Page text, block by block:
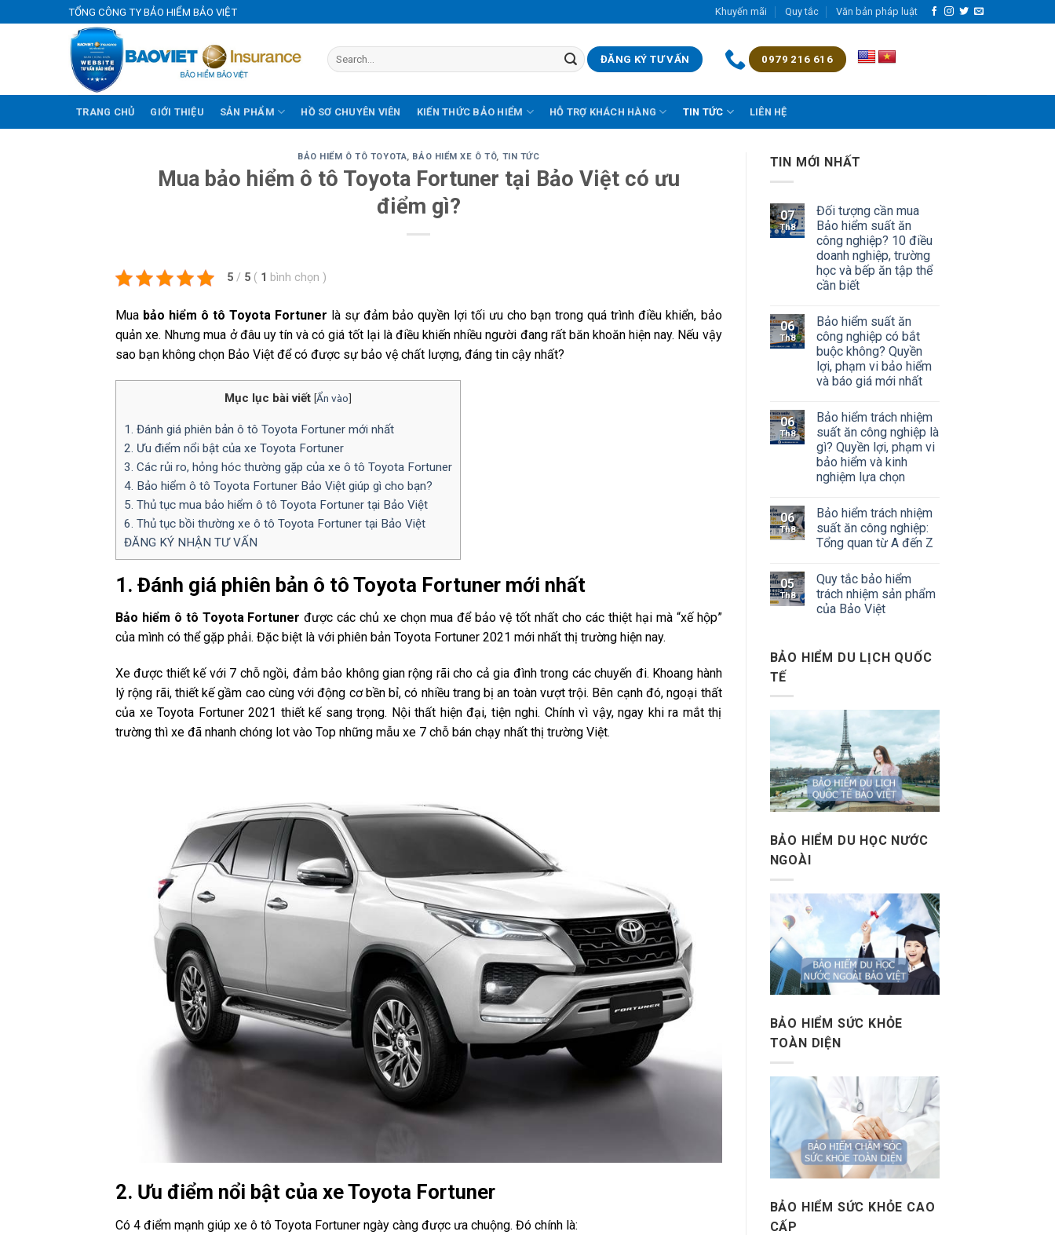
to
TỔNG CÔNG TY BẢO HIỂM BẢO VIỆT Khuyến mãi Quy tắc Văn bản pháp luật
ĐĂNG KÝ TƯ VẤN 0979 216 616
TRANG CHỦ GIỚI THIỆU SẢN PHẨM HỒ SƠ CHUYÊN VIÊN KIẾN THỨC BẢO HIỂM HỖ TRỢ KHÁCH HÀNG TIN TỨC LIÊN HỆ
BẢO HIỂM Ô TÔ TOYOTA, BẢO HIỂM XE Ô TÔ, TIN TỨC
Mua bảo hiểm ô tô Toyota Fortuner tại Bảo Việt có ưu
điểm gì?
5 / 5 ( 1 bình chọn )
Mua bảo hiểm ô tô Toyota Fortuner là sự đảm bảo quyền lợi tối ưu cho bạn trong quá trình điều khiển, bảo
quản xe. Nhưng mua ở đâu uy tín và có giá tốt lại là điều khiến nhiều người đang rất băn khoăn hiện nay. Nếu vậy
sao bạn không chọn Bảo Việt để có được sự bảo vệ chất lượng, đáng tin cậy nhất?
Mục lục bài viết [Ẩn vào]
1. Đánh giá phiên bản ô tô Toyota Fortuner mới nhất
2. Ưu điểm nổi bật của xe Toyota Fortuner
3. Các rủi ro, hỏng hóc thường gặp của xe ô tô Toyota Fortuner
4. Bảo hiểm ô tô Toyota Fortuner Bảo Việt giúp gì cho bạn?
5. Thủ tục mua bảo hiểm ô tô Toyota Fortuner tại Bảo Việt
6. Thủ tục bồi thường xe ô tô Toyota Fortuner tại Bảo Việt
ĐĂNG KÝ NHẬN TƯ VẤN
1. Đánh giá phiên bản ô tô Toyota Fortuner mới nhất
Bảo hiểm ô tô Toyota Fortuner được các chủ xe chọn mua để bảo vệ tốt nhất cho các thiệt hại mà “xế hộp”
của mình có thể gặp phải. Đặc biệt là với phiên bản Toyota Fortuner 2021 mới nhất thị trường hiện nay.
Xe được thiết kế với 7 chỗ ngồi, đảm bảo không gian rộng rãi cho cả gia đình trong các chuyến đi. Khoang hành
lý rộng rãi, thiết kế gầm cao cùng với động cơ bền bỉ, có nhiều trang bị an toàn vượt trội. Bên cạnh đó, ngoại thất
của xe Toyota Fortuner 2021 thiết kế sang trọng. Nội thất hiện đại, tiện nghi. Chính vì vậy, ngay khi ra mắt thị
trường thì xe đã nhanh chóng lot vào Top những mẫu xe 7 chỗ bán chạy nhất thị trường Việt.
2. Ưu điểm nổi bật của xe Toyota Fortuner
Có 4 điểm mạnh giúp xe ô tô Toyota Fortuner ngày càng được ưa chuộng. Đó chính là:
TIN MỚI NHẤT
07
Th8
Đối tượng cần mua
Bảo hiểm suất ăn
công nghiệp? 10 điều
doanh nghiệp, trường
học và bếp ăn tập thể
cần biết
06
Th8
Bảo hiểm suất ăn
công nghiệp có bắt
buộc không? Quyền
lợi, phạm vi bảo hiểm
và báo giá mới nhất
06
Th8
Bảo hiểm trách nhiệm
suất ăn công nghiệp là
gì? Quyền lợi, phạm vi
bảo hiểm và kinh
nghiệm lựa chọn
06
Th8
Bảo hiểm trách nhiệm
suất ăn công nghiệp:
Tổng quan từ A đến Z
05
Th8
Quy tắc bảo hiểm
trách nhiệm sản phẩm
của Bảo Việt
BẢO HIỂM DU LỊCH QUỐC
TẾ
BẢO HIỂM DU HỌC NƯỚC
NGOÀI
BẢO HIỂM SỨC KHỎE
TOÀN DIỆN
BẢO HIỂM SỨC KHỎE CAO
CẤP